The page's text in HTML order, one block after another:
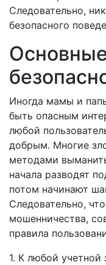
Следовательно,
безопасного
Иногда мамы и
быть опасным
любой
добрым. Многие
методами
начала разводят
потом начинают
Следовательно,
мошенничества,
правила
1. К любой